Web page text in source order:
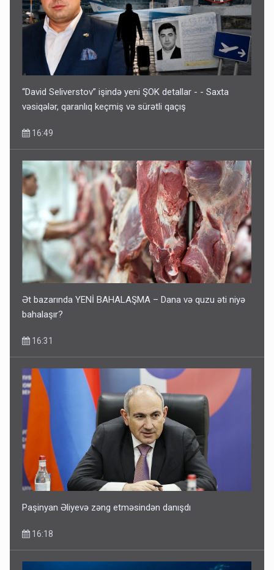
“David Seliverstov” işində yeni ŞOK detallar - - Saxta
vəsiqələr, qaranlıq keçmiş və sürətli qaçış
16:49
Ət bazarında YENİ BAHALAŞMA – Dana və quzu əti niyə
bahalaşır?
16:31
Paşinyan Əliyevə zəng etməsindən danışdı
16:18